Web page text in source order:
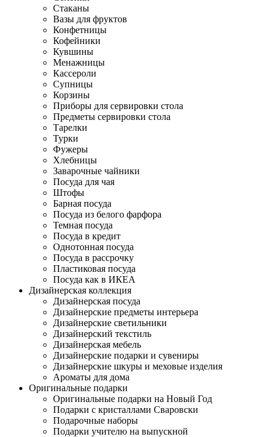
Стаканы
Вазы для фруктов
Конфетницы
Кофейники
Кувшины
Менажницы
Кассероли
Супницы
Корзины
Приборы для сервировки стола
Предметы сервировки стола
Тарелки
Турки
Фужеры
Хлебницы
Заварочные чайники
Посуда для чая
Штофы
Барная посуда
Посуда из белого фарфора
Темная посуда
Посуда в кредит
Однотонная посуда
Посуда в рассрочку
Пластиковая посуда
Посуда как в ИКЕА
Дизайнерская коллекция
Дизайнерская посуда
Дизайнерские предметы интерьера
Дизайнерские светильники
Дизайнерский текстиль
Дизайнерская мебель
Дизайнерские подарки и сувениры
Дизайнерские шкуры и меховые изделия
Ароматы для дома
Оригинальные подарки
Оригинальные подарки на Новый Год
Подарки с кристаллами Сваровски
Подарочные наборы
Подарки учителю на выпускной